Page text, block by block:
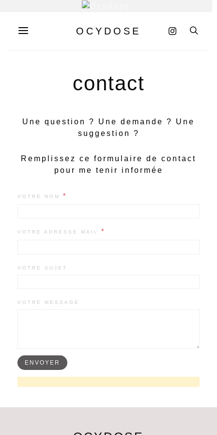
OCYDOSE
contact
Une question ? Une demande ? Une
suggestion ?
Remplissez ce formulaire de contact
pour me tenir informée
VOTRE NOM *
VOTRE ADRESSE MAIL *
VOTRE SUJET
VOTRE MESSAGE